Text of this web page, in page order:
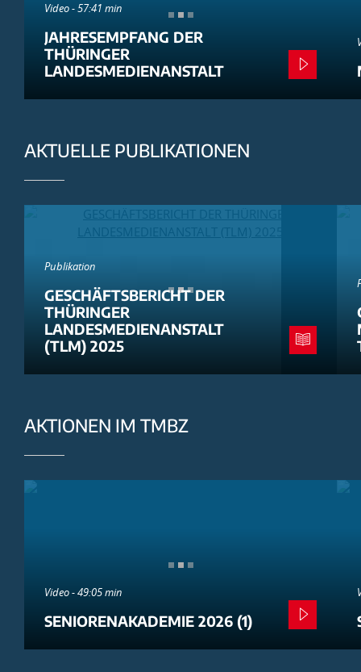
Video - 57:41 min
JAHRESEMPFANG DER
THÜRINGER
LANDESMEDIENANSTALT
AKTUELLE PUBLIKATIONEN
Publikation
GESCHÄFTSBERICHT DER
THÜRINGER
LANDESMEDIENANSTALT
(TLM) 2025
AKTIONEN IM TMBZ
Video - 49:05 min
SENIORENAKADEMIE 2026 (1)